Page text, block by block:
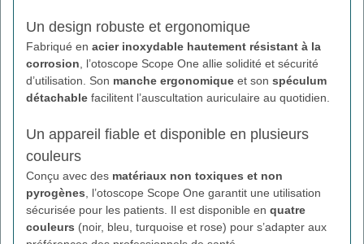
Un design robuste et ergonomique
Fabriqué en acier inoxydable hautement résistant à la
corrosion , l’otoscope Scope One allie solidité et sécurité
d’utilisation. Son manche ergonomique et son spéculum
détachable facilitent l’auscultation auriculaire au quotidien.
Un appareil fiable et disponible en plusieurs
couleurs
Conçu avec des matériaux non toxiques et non
pyrogènes , l’otoscope Scope One garantit une utilisation
sécurisée pour les patients. Il est disponible en quatre
couleurs (noir, bleu, turquoise et rose) pour s’adapter aux